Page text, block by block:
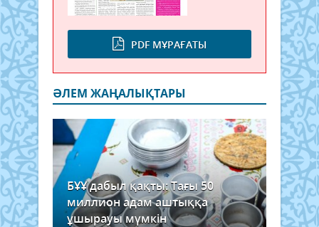
PDF МҰРАҒАТЫ
ӘЛЕМ ЖАҢАЛЫҚТАРЫ
БҰҰ дабыл қақты: Тағы 50
миллион адам аштыққа
ұшырауы мүмкін